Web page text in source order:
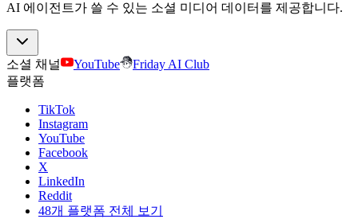
AI 에이전트가 쓸 수 있는 소셜 미디어 데이터를 제공합니다.
소셜 채널 YouTube
Friday AI Club
플랫폼
TikTok
Instagram
YouTube
Facebook
X
LinkedIn
Reddit
48개 플랫폼 전체 보기